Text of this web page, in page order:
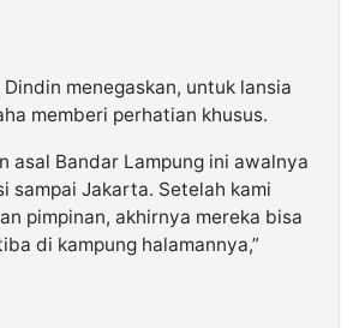
menegaskan, untuk lansia
memberi perhatian khusus.
asal Bandar Lampung ini awalnya
sampai Jakarta. Setelah kami
pimpinan, akhirnya mereka bisa
di kampung halamannya,”